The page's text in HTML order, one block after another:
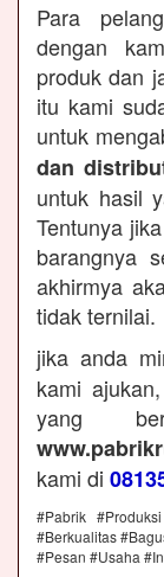
Para
dengan
produk dan
itu kami
untuk
dan
untuk hasil
Tentunya
barangnya
akhirmya
tidak ternilai.
jika anda
kami
yang
kami di
#Pabrik
#Berkualitas
#Pesan #Usaha